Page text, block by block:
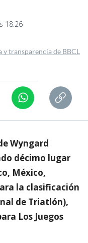
18:26
y transparencia de BBCL
Wyngard
décimo lugar
México,
la clasificación
de Triatlón),
Los Juegos